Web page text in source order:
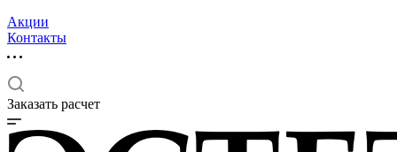
Акции
Контакты
Заказать расчет